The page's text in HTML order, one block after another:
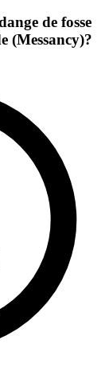
de fosse
(Messancy)?